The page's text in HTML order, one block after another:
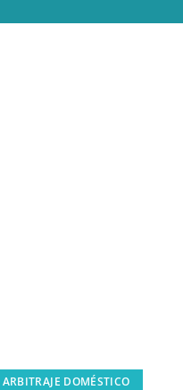
ARBITRAJE DOMÉSTICO